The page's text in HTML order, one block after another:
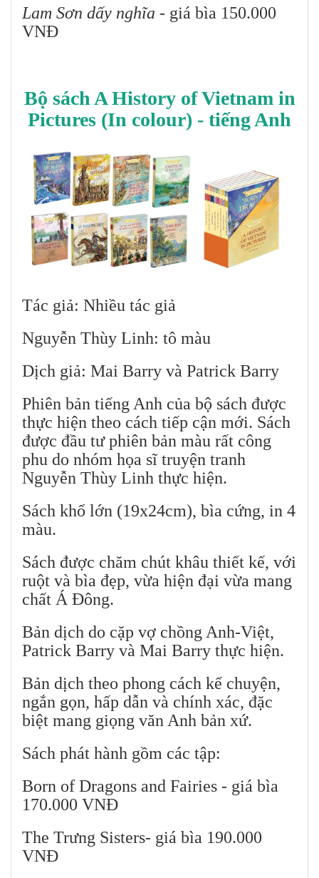
Lam Sơn dấy nghĩa - giá bìa 150.000
VNĐ
Bộ sách A History of Vietnam in
Pictures (In colour) - tiếng Anh
Tác giả: Nhiều tác giả
Nguyễn Thùy Linh: tô màu
Dịch giả: Mai Barry và Patrick Barry
Phiên bản tiếng Anh của bộ sách được
thực hiện theo cách tiếp cận mới. Sách
được đầu tư phiên bản màu rất công
phu do nhóm họa sĩ truyện tranh
Nguyễn Thùy Linh thực hiện.
Sách khổ lớn (19x24cm), bìa cứng, in 4
màu.
Sách được chăm chút khâu thiết kế, với
ruột và bìa đẹp, vừa hiện đại vừa mang
chất Á Đông.
Bản dịch do cặp vợ chồng Anh-Việt,
Patrick Barry và Mai Barry thực hiện.
Bản dịch theo phong cách kể chuyện,
ngắn gọn, hấp dẫn và chính xác, đặc
biệt mang giọng văn Anh bản xứ.
Sách phát hành gồm các tập:
Born of Dragons and Fairies - giá bìa
170.000 VNĐ
The Trưng Sisters- giá bìa 190.000
VNĐ